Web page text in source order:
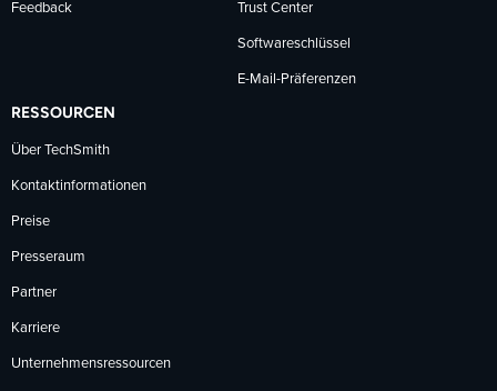
Feedback Trust Center
Softwareschlüssel
E-Mail-Präferenzen
RESSOURCEN
Über TechSmith
Kontaktinformationen
Preise
Presseraum
Partner
Karriere
Unternehmensressourcen